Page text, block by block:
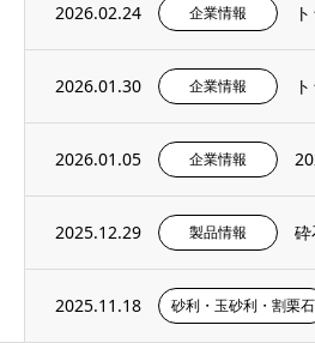
2026.02.24 企業情報
2026.01.30 企業情報
2026.01.05 企業情報
2025.12.29 製品情報
2025.11.18 砂利・玉砂利・割栗石